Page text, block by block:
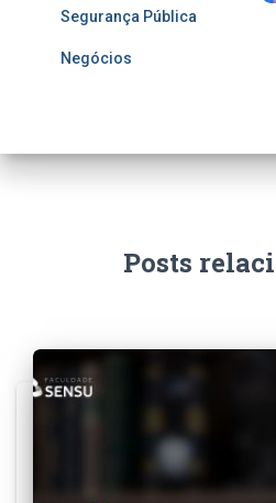
Segurança Pública
Negócios
Posts